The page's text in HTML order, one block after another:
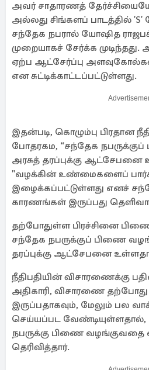
அவர் சாதாரணத் தேர்ச்சியையே
அல்லது சிங்களப் பாடத்தில் 'S'
சந்தேக நபரால் யோஷித
முறையாகச் சேர்க்க முடிந்தது.
ஏற்ப ஆட்சேர்ப்பு
என சுட்டிக்காட்டப்பட்டுள்ளது.
இதன்படி, கொழும்பு பிரதான
போதரகம, “சந்தேக
அரசுத் தரப்புக்கு ஆட்சேபனை
"வழக்கின் உண்மைகளைப்
இழைக்கப்பட்டுள்ளது எனச்
காரணங்கள் இருப்பது
தற்போதுள்ள பிரச்சினை
சந்தேக நபருக்குப் பிணை
தரப்புக்கு ஆட்சேபனை
நீதிபதியின் விசாரணைக்கு
அதிகாரி, விசாரணை தற்போது
இருப்பதாகவும், மேலும் பல
செய்யப்பட
நபருக்கு பிணை வழங்குவதை
தெரிவித்தார்.